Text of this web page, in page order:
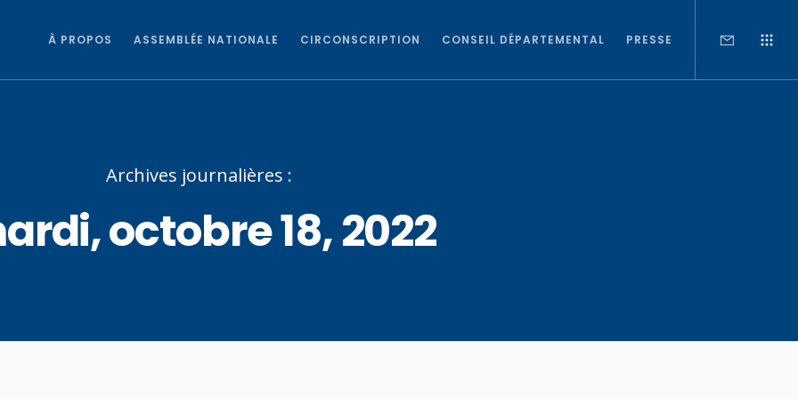
À PROPOS ASSEMBLÉE NATIONALE CIRCONSCRIPTION CONSEIL DÉPARTEMENTAL PRESSE
Archives journalières :
octobre 18, 2022